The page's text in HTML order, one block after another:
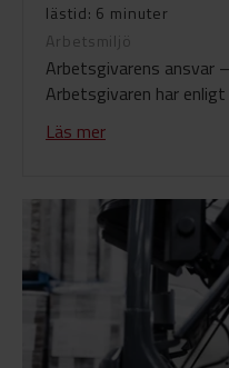
lästid: 6 minuter
Arbetsmiljö
Arbetsgivarens ansvar
Arbetsgivaren har
Läs mer